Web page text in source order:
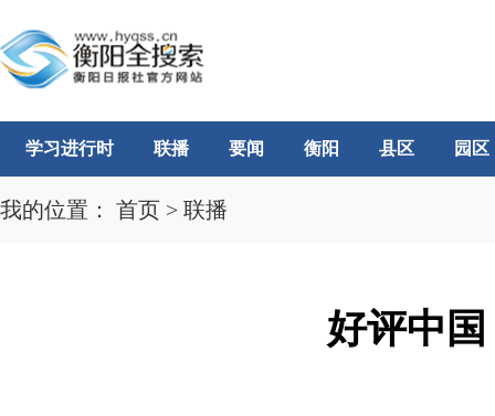
学习进行时 联播 要闻 衡阳 县区 园区
我的位置： 首页 > 联播
好评中